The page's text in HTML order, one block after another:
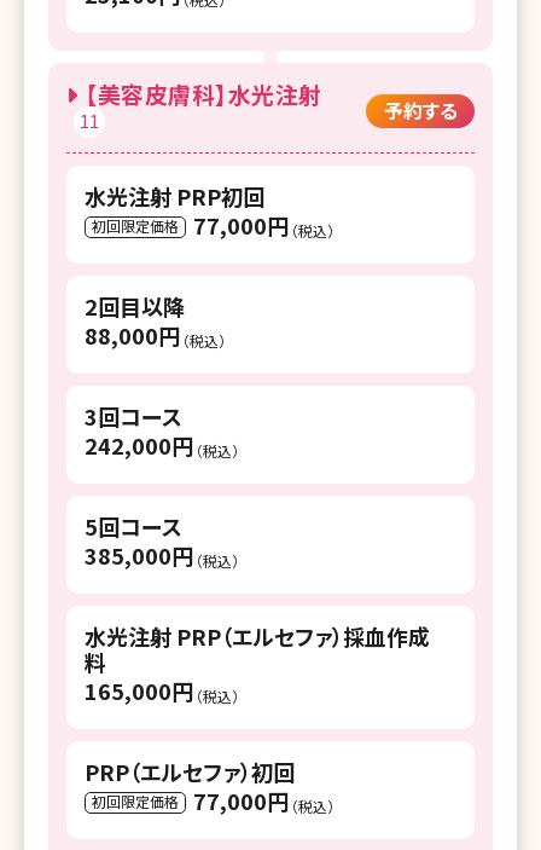
湘南美容クリニック 広島院
湘南美容クリニック 高松院
湘南美容クリニック 高知院
湘南美容クリニック 福岡院
湘南美容皮フ科 福岡天神院
湘南美容クリニック 博多院
湘南美容クリニック 小倉院
湘南美容クリニック 長崎院
湘南美容クリニック 熊本院
湘南美容クリニック 大分院
湘南美容クリニック 宮崎院
【美容皮膚科】水光注射
11 予約する
水光注射 PRP初回
初回限定価格 77,000円 （税込）
2回目以降
88,000円 （税込）
3回コース
242,000円 （税込）
5回コース
385,000円 （税込）
水光注射 PRP（エルセファ）採血作成
料
165,000円 （税込）
PRP（エルセファ）初回
初回限定価格 77,000円 （税込）